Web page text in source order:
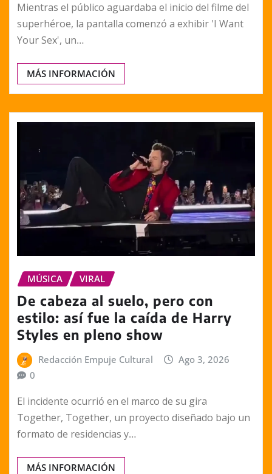
Mientras el público aguardaba el inicio del filme del
superhéroe, la pantalla comenzó a exhibir 'I Want
Your Sex', un…
MÁS INFORMACIÓN
MÚSICA VIRAL
De cabeza al suelo, pero con
estilo: así fue la caída de Harry
Styles en pleno show
Redacción Empuje Cultural
Ago 3, 2026
0
El incidente ocurrió en el marco de su gira
Together, Together, un proyecto diseñado bajo un
formato de residencias y…
MÁS INFORMACIÓN